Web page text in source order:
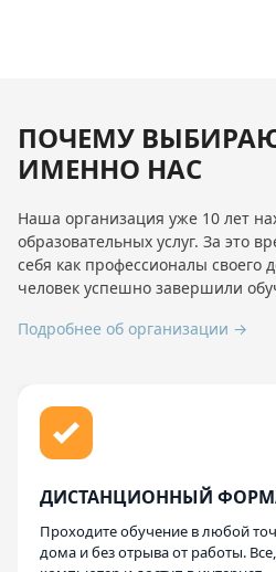
ПОЧЕМУ
ИМЕННО НАС
Наша организация уже 10 лет
образовательных услуг. За это
себя как профессионалы своего
человек успешно завершили
Подробнее об организации →
ДИСТАНЦИОННЫЙ
Проходите обучение в любой
дома и без отрыва от работы.